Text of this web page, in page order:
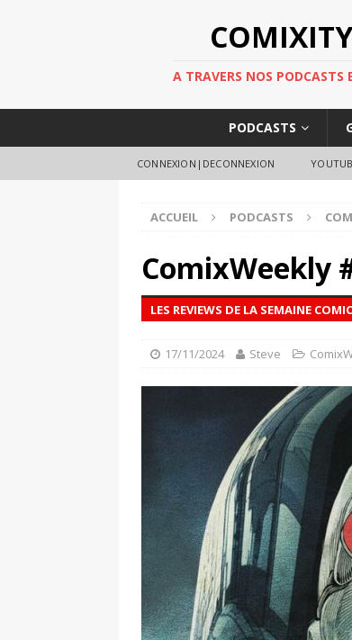
A TRAVERS NOS PODCASTS
PODCASTS
CONNEXION|DECONNEXION
ACCUEIL PODCASTS
ComixWeekly
LES REVIEWS DE LA SEMAINE
17/11/2024 Steve